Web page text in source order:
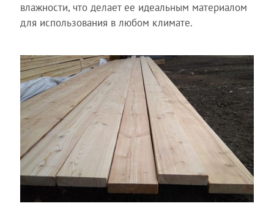
влажности, что делает ее идеальным материалом
для использования в любом климате.